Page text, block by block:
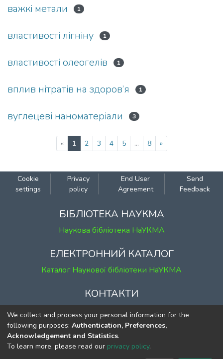
важкі метали 1
властивості лігніну 1
властивості олеогелів 1
вплив нітратів на здоров’я 1
вуглецеві наноматеріали 3
« 1(current)
2 3 4 5 ... 8 »
Cookie
settings
Privacy
policy
End User
Agreement
Send
Feedback
БІБЛІОТЕКА НАУКМА
Наукова бібліотека НаУКМА
ЕЛЕКТРОННИЙ КАТАЛОГ
Каталог Наукової бібліотеки НаУКМА
КОНТАКТИ
м. Київ, вул. Григорія Сковороди, 2
к. 1, к. 120
тел. (044) 463-69-31
ekmair@ukma.edu.ua
We collect and process your personal information for the
following purposes: Authentication, Preferences,
Acknowledgement and Statistics.
To learn more, please read our privacy policy.